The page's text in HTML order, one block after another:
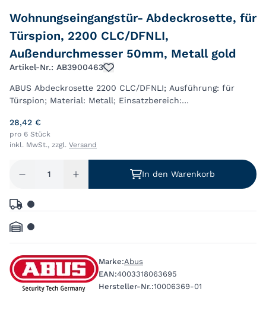
Wohnungseingangstür- Abdeckrosette, für
Türspion, 2200 CLC/DFNLI,
Außendurchmesser 50mm, Metall gold
Artikel-Nr.: AB3900463
ABUS Abdeckrosette 2200 CLC/DFNLI; Ausführung: für
Türspion; Material: Metall; Einsatzbereich:
Außendurchmesser: 50mm; Farbton: gold; Verpackungsart:
Blis...
28,42 €
pro 6 Stück
inkl. MwSt., zzgl. Versand
In den Warenkorb
Marke:Abus
EAN:4003318063695
Hersteller-Nr.:10006369-01